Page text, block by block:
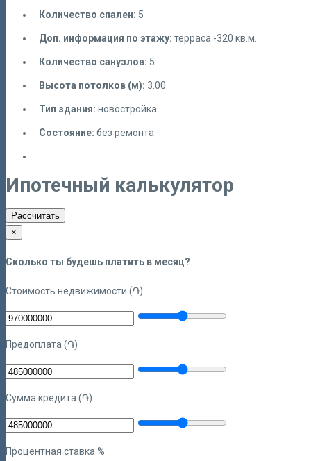
Количество спален: 5
Доп. информация по этажу: терраса -320 кв.м.
Количество санузлов: 5
Высота потолков (м): 3.00
Тип здания: новостройка
Состояние: без ремонта
Ипотечный калькулятор
Рассчитать
×
Сколько ты будешь платить в месяц?
Стоимость недвижимости (֏)
Предоплата (֏)
Сумма кредита (֏)
Процентная ставка %